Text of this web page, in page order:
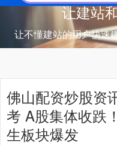
让建站
让不懂建站的用户快速
佛山配资炒股资
考 A股集体收跌
生板块爆发